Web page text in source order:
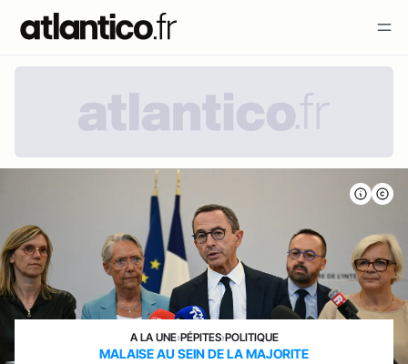
A LA UNE›PÉPITES›POLITIQUE
MALAISE AU SEIN DE LA MAJORITE